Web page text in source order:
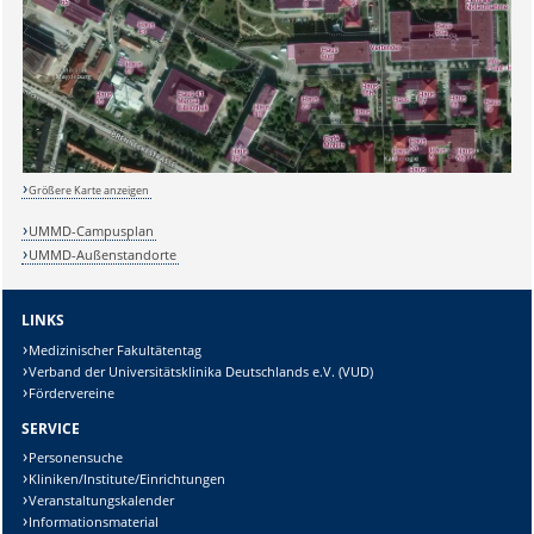
Derpraktische Teilder Ausbildung findet am Universitätsklinikum
Magdeburg statt.
Perspektiven:
Weiterbildungen in Spezialgebieten (Pädiatrie, Neurologie,
Geriatrie, Orthopädie, Handtherapie, Schmerzmanagement)
Führungs- oder Lehrpositionen, Praxisübernahme
Forschung/Lehre in Hochschulen oder Kliniken
Sicherheitsabfrage:
Lösung:
Größere Karte anzeigen
UMMD-Campusplan
UMMD-Außenstandorte
LINKS
Medizinischer Fakultätentag
Verband der Universitätsklinika Deutschlands e.V. (VUD)
Fördervereine
SERVICE
Personensuche
Kliniken/Institute/Einrichtungen
Veranstaltungskalender
Informationsmaterial